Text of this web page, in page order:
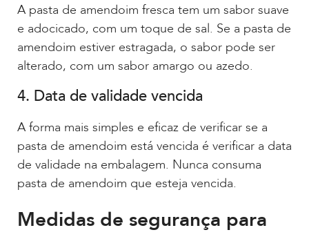
A pasta de amendoim fresca tem um sabor suave
e adocicado, com um toque de sal. Se a pasta de
amendoim estiver estragada, o sabor pode ser
alterado, com um sabor amargo ou azedo.
4. Data de validade vencida
A forma mais simples e eficaz de verificar se a
pasta de amendoim está vencida é verificar a data
de validade na embalagem. Nunca consuma
pasta de amendoim que esteja vencida.
Medidas de segurança para